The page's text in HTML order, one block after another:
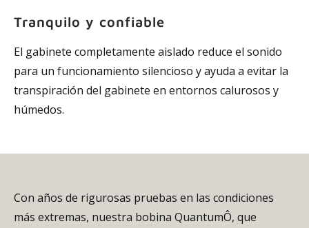
Tranquilo y confiable
El gabinete completamente aislado reduce el sonido
para un funcionamiento silencioso y ayuda a evitar la
transpiración del gabinete en entornos calurosos y
húmedos.
Con años de rigurosas pruebas en las condiciones
más extremas, nuestra bobina QuantumÔ, que